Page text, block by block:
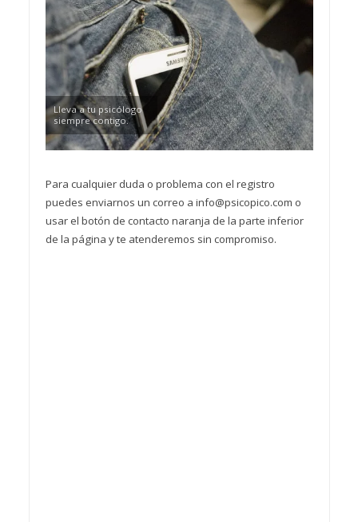
Lleva a tu psicólogo
siempre contigo.
Para cualquier duda o problema con el registro
puedes enviarnos un correo a info@psicopico.com o
usar el botón de contacto naranja de la parte inferior
de la página y te atenderemos sin compromiso.